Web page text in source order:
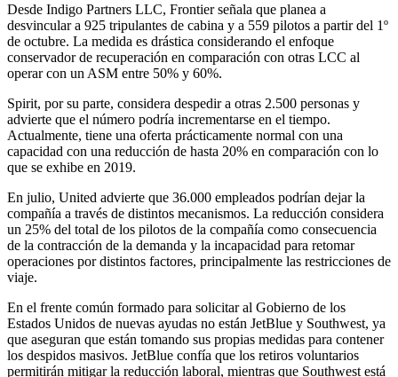
Desde Indigo Partners LLC, Frontier señala que planea a
desvincular a 925 tripulantes de cabina y a 559 pilotos a partir del 1º
de octubre. La medida es drástica considerando el enfoque
conservador de recuperación en comparación con otras LCC al
operar con un ASM entre 50% y 60%.
Spirit, por su parte, considera despedir a otras 2.500 personas y
advierte que el número podría incrementarse en el tiempo.
Actualmente, tiene una oferta prácticamente normal con una
capacidad con una reducción de hasta 20% en comparación con lo
que se exhibe en 2019.
En julio, United advierte que 36.000 empleados podrían dejar la
compañía a través de distintos mecanismos. La reducción considera
un 25% del total de los pilotos de la compañía como consecuencia
de la contracción de la demanda y la incapacidad para retomar
operaciones por distintos factores, principalmente las restricciones de
viaje.
En el frente común formado para solicitar al Gobierno de los
Estados Unidos de nuevas ayudas no están JetBlue y Southwest, ya
que aseguran que están tomando sus propias medidas para contener
los despidos masivos. JetBlue confía que los retiros voluntarios
permitirán mitigar la reducción laboral, mientras que Southwest está